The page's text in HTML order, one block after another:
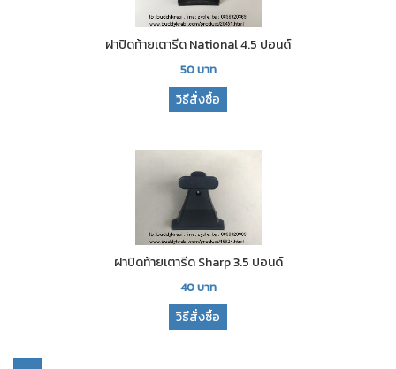
ฝาปิดท้ายเตารีด National 4.5 ปอนด์
50บาท
วิธีสั่งซื้อ
ฝาปิดท้ายเตารีด Sharp 3.5 ปอนด์
40บาท
วิธีสั่งซื้อ